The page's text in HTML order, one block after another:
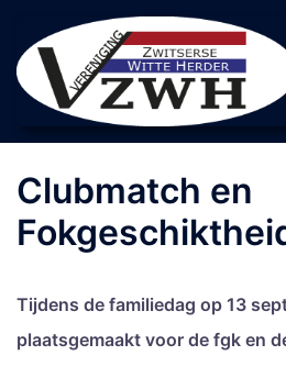
Clubmatch en
Tijdens de familiedag op 13
plaatsgemaakt voor de fgk en